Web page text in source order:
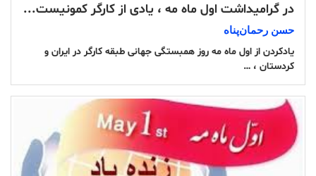
در گرامیداشت اول ماە مە ، یادی از کارگر کمونیست...
حسن رحمان‌پناە
یادکردن از اول ماە مە روز همبستگی جهانی طبقە کارگر در ایران و
کردستان ، …